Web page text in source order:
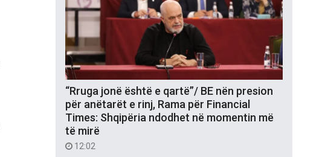
“Rruga jonë është e qartë”/ BE nën presion
për anëtarët e rinj, Rama për Financial
Times: Shqipëria ndodhet në momentin më
të mirë
12:02